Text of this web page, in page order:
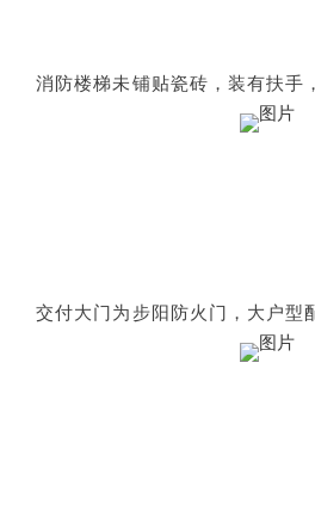
消防楼梯未铺贴瓷砖，装有扶手
交付大门为步阳防火门，大户型